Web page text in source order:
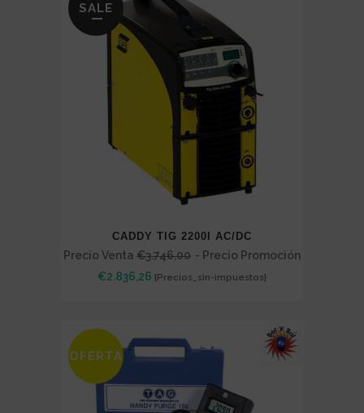
SALE
CADDY TIG 2200I AC/DC
Precio Venta €3.746,00 - Precio Promoción
€2.836,26 {Precios_sin-impuestos}
OFERTA